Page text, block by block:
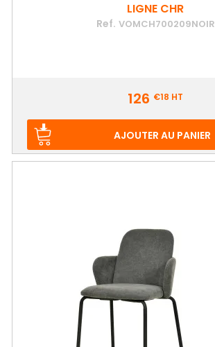
LIGNE CHR
Ref. VOMCH700209NOIR
126 €18 HT
AJOUTER AU PANIER